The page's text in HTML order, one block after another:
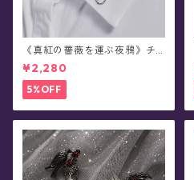
《真紅の薔薇を運ぶ夜鴉》チ
ェーンブローチ/襟ブローチ
¥2,280
5%OFF